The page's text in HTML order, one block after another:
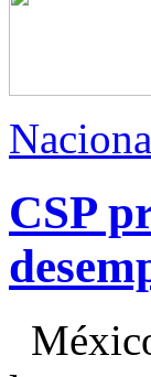
CSP